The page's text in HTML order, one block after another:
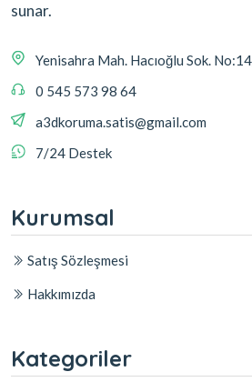
sunar.
Yenisahra Mah. Hacıoğlu Sok.
0 545 573 98 64
a3dkoruma.satis@gmail.com
7/24 Destek
Kurumsal
Satış Sözleşmesi
Hakkımızda
Kategoriler